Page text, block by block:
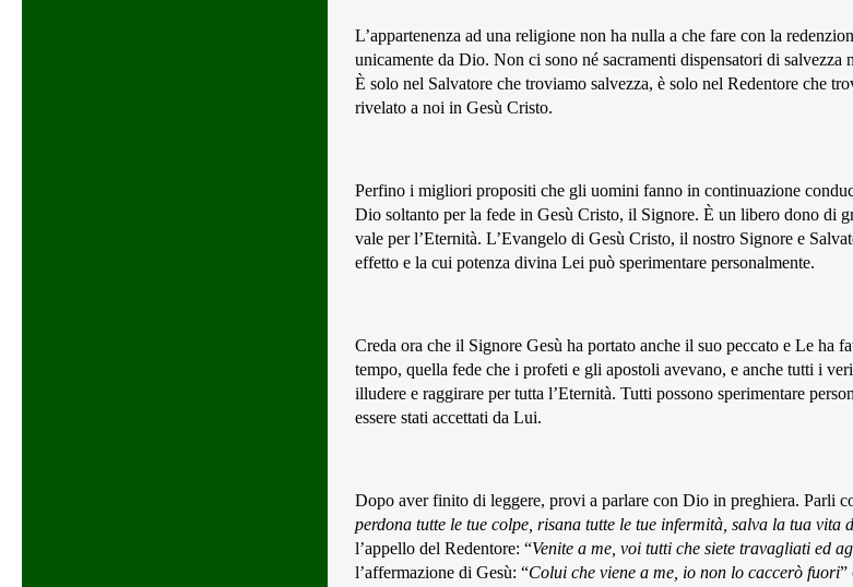
L’appartenenza ad una religione non ha nulla a che fare con la
unicamente da Dio. Non ci sono né sacramenti dispensatori di salvezza
È solo nel Salvatore che troviamo salvezza, è solo nel Redentore che
rivelato a noi in Gesù Cristo.
Perfino i migliori propositi che gli uomini fanno in continuazione
Dio soltanto per la fede in Gesù Cristo, il Signore. È un libero dono di
vale per l’Eternità. L’Evangelo di Gesù Cristo, il nostro Signore e
effetto e la cui potenza divina Lei può sperimentare personalmente.
Creda ora che il Signore Gesù ha portato anche il suo peccato e Le ha
tempo, quella fede che i profeti e gli apostoli avevano, e anche tutti i
illudere e raggirare per tutta l’Eternità. Tutti possono sperimentare
essere stati accettati da Lui.
Dopo aver finito di leggere, provi a parlare con Dio in preghiera. Parli
perdona tutte le tue colpe, risana tutte le tue infermità, salva la tua vita
l’appello del Redentore: “Venite a me, voi tutti che siete travagliati ed
l’affermazione di Gesù: “Colui che viene a me, io non lo caccerò fuori”